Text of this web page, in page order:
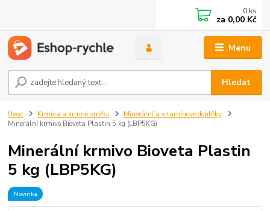
Menu
Hledat
0 ks
za 0,00 Kč
Úvod Krmiva a krmné směsi
Minerální a vitamínové doplňky
Minerální krmivo Bioveta Plastin 5 kg (LBP5KG)
Minerální krmivo Bioveta Plastin
5 kg (LBP5KG)
Novinka